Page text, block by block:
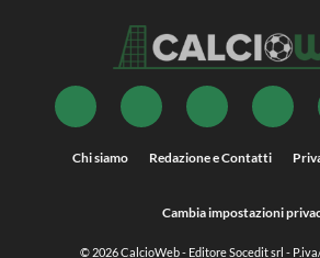
Chi siamo Redazione e Contatti
Cambia impostazioni
© 2026CalcioWeb- Editore Socedit srl -